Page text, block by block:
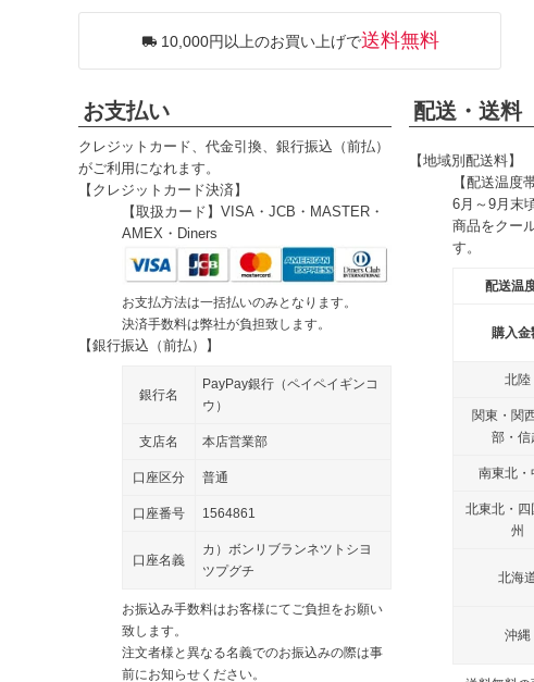
10,000円以上のお買い上げで送料無料
お支払い
クレジットカード、代金引換、銀行振込（前払）
がご利用になれます。
【クレジットカード決済】
【取扱カード】VISA・JCB・MASTER・
AMEX・Diners
お支払方法は一括払いのみとなります。
決済手数料は弊社が負担致します。
【銀行振込（前払）】
銀行名
PayPay銀行（ペイペイギンコ
ウ）
支店名 本店営業部
口座区分 普通
口座番号 1564861
口座名義
カ）ボンリブランネツトシヨ
ツプグチ
お振込み手数料はお客様にてご負担をお願い
致します。
注文者様と異なる名義でのお振込みの際は事
前にお知らせください。
配送・送料
【地域別配送料】
【配送温度
6月～9月末
商品をクー
す。
配送温
購入金
北陸
関東・関
部・信
南東北・
北東北・四
州
北海
沖縄